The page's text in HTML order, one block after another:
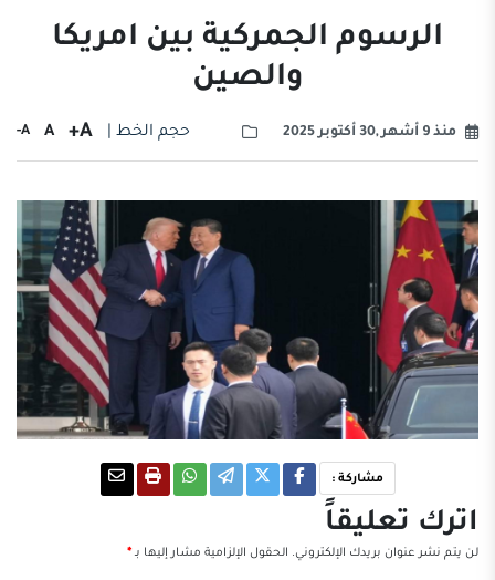
الرسوم الجمركية بين امريكا
والصين
منذ 9 أشهر ,30 أكتوبر 2025 حجم الخط | A+
A
A-
مشاركة :
اترك تعليقاً
لن يتم نشر عنوان بريدك الإلكتروني. الحقول الإلزامية مشار إليها بـ*